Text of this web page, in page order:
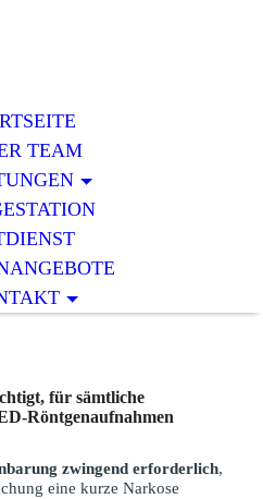
TEAM
für sämtliche
Röntgenaufnahmen
zwingend erforderlich,
eine kurze Narkose